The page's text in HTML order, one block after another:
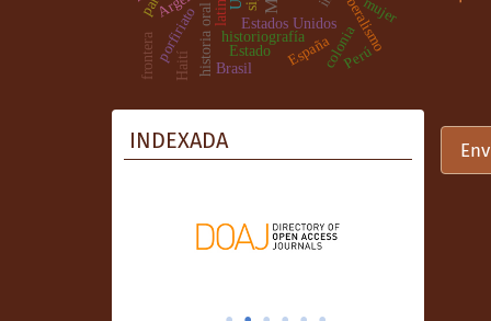
Estados Unidos
historiografía
historia oral liberalismo
Estado colonia
España
porfiriato mujer
Brasil
frontera Haití Perú
INDEXADA